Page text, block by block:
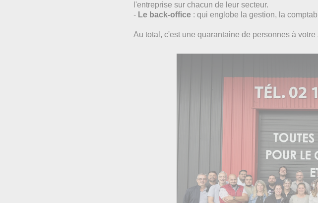
l'entreprise sur chacun de leur secteur.
- Le back-office: qui englobe la gestion, la
Au total, c'est une quarantaine de personnes à